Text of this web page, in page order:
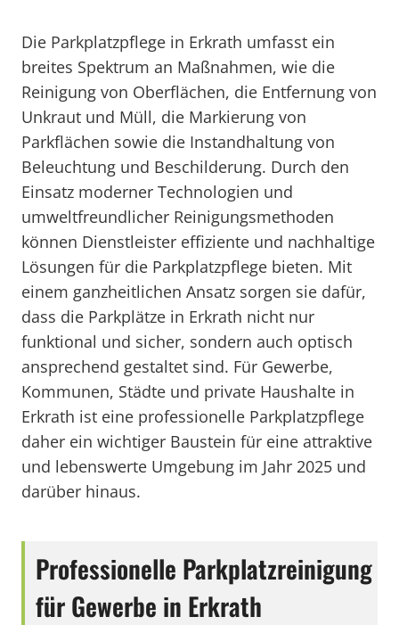
Die Parkplatzpflege in Erkrath umfasst ein
breites Spektrum an Maßnahmen, wie die
Reinigung von Oberflächen, die Entfernung von
Unkraut und Müll, die Markierung von
Parkflächen sowie die Instandhaltung von
Beleuchtung und Beschilderung. Durch den
Einsatz moderner Technologien und
umweltfreundlicher Reinigungsmethoden
können Dienstleister effiziente und nachhaltige
Lösungen für die Parkplatzpflege bieten. Mit
einem ganzheitlichen Ansatz sorgen sie dafür,
dass die Parkplätze in Erkrath nicht nur
funktional und sicher, sondern auch optisch
ansprechend gestaltet sind. Für Gewerbe,
Kommunen, Städte und private Haushalte in
Erkrath ist eine professionelle Parkplatzpflege
daher ein wichtiger Baustein für eine attraktive
und lebenswerte Umgebung im Jahr 2025 und
darüber hinaus.
Professionelle Parkplatzreinigung
für Gewerbe in Erkrath